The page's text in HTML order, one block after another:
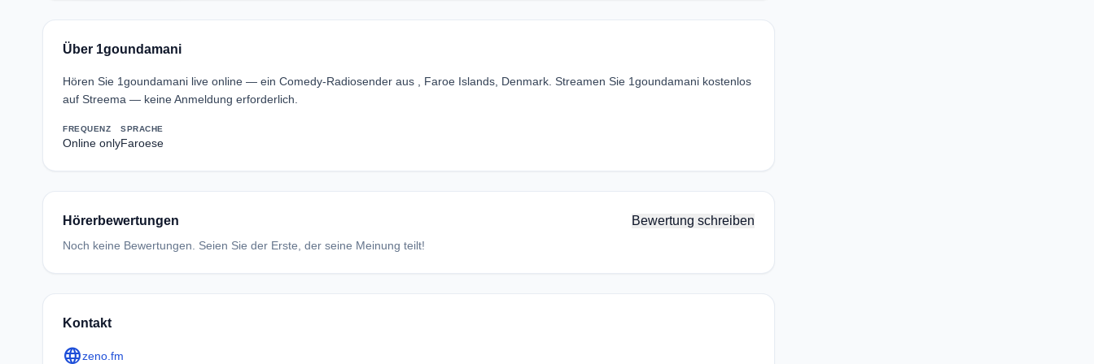
Über 1goundamani
Hören Sie 1goundamani live online — ein Comedy-Radiosender aus , Faroe Islands, Denmark. Streamen Sie 1goundamani kostenlos
auf Streema — keine Anmeldung erforderlich.
FREQUENZ
Online only
SPRACHE
Faroese
Hörerbewertungen Bewertung schreiben
Noch keine Bewertungen. Seien Sie der Erste, der seine Meinung teilt!
Kontakt
languagezeno.fm